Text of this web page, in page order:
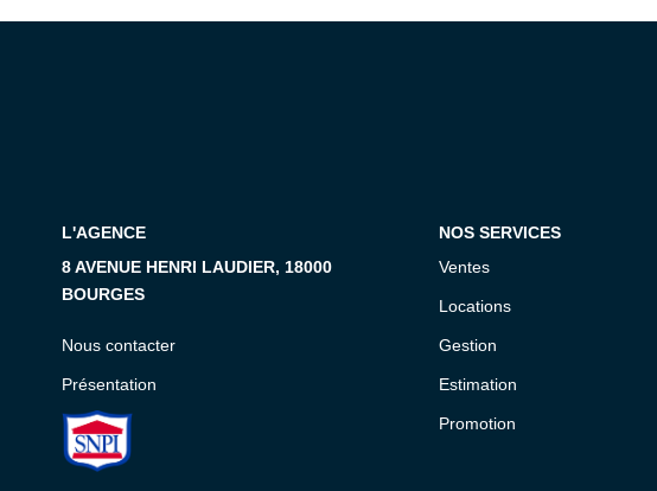
L'AGENCE
8 AVENUE HENRI LAUDIER, 18000
BOURGES
Nous contacter
Présentation
NOS SERVICES
Ventes
Locations
Gestion
Estimation
Promotion